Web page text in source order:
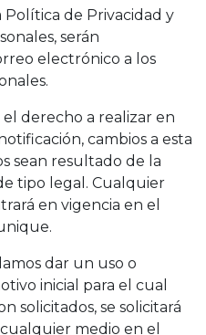
Política de Privacidad y
serán
electrónico a los
el derecho a realizar en
cambios a esta
sean resultado de la
tipo legal. Cualquier
en vigencia en el
dar un uso o
inicial para el cual
solicitados, se solicitará
medio en el